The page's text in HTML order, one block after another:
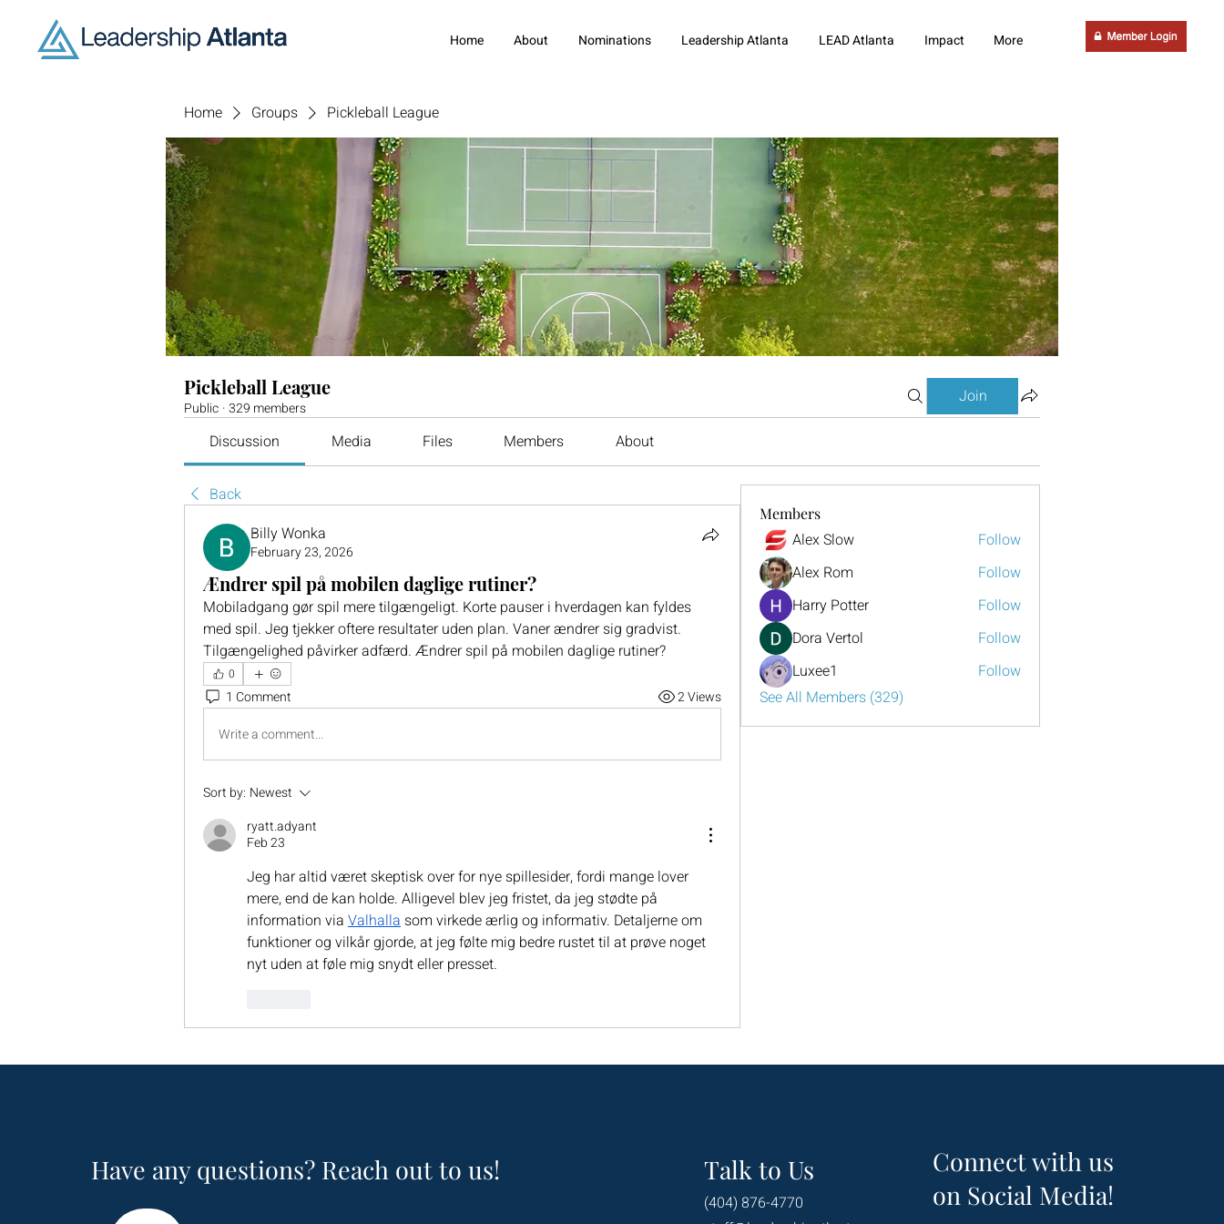
Home About Nominations Leadership Atlanta LEAD Atlanta Impact More
Home Groups Pickleball League
Pickleball League
Public ·329 members
Join
Discussion Media Files Members About
Back
Billy Wonka
February 23, 2026
Ændrer spil på mobilen daglige rutiner?
Mobiladgang gør spil mere tilgængeligt. Korte pauser i hverdagen kan fyldes
med spil. Jeg tjekker oftere resultater uden plan. Vaner ændrer sig gradvist.
Tilgængelighed påvirker adfærd. Ændrer spil på mobilen daglige rutiner?
0
1 Comment
2 Views
Write a comment...
Sort by: Newest
ryatt.adyant
Feb 23
Jeg har altid været skeptisk over for nye spillesider, fordi mange lover
mere, end de kan holde. Alligevel blev jeg fristet, da jeg stødte på
information via Valhalla som virkede ærlig og informativ. Detaljerne om
funktioner og vilkår gjorde, at jeg følte mig bedre rustet til at prøve noget
nyt uden at føle mig snydt eller presset.
Members
Alex Slow
Follow
Alex Rom
Follow
Harry Potter
Follow
Dora Vertol
Follow
Luxee1
Follow
See All Members (329)
Have any questions? Reach out to us! Talk to Us
(404) 876-4770
Connect with us
on Social Media!